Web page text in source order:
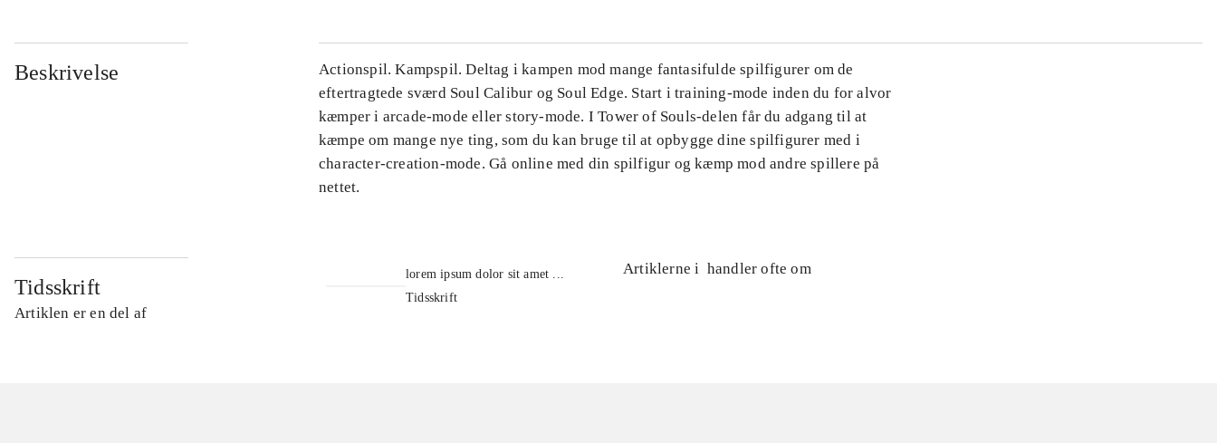
Beskrivelse
Actionspil. Kampspil. Deltag i kampen mod mange fantasifulde spilfigurer om de
eftertragtede sværd Soul Calibur og Soul Edge. Start i training-mode inden du for alvor
kæmper i arcade-mode eller story-mode. I Tower of Souls-delen får du adgang til at
kæmpe om mange nye ting, som du kan bruge til at opbygge dine spilfigurer med i
character-creation-mode. Gå online med din spilfigur og kæmp mod andre spillere på
nettet.
Tidsskrift
Artiklen er en del af
lorem ipsum dolor sit amet ...
Tidsskrift
Artiklerne i handler ofte om